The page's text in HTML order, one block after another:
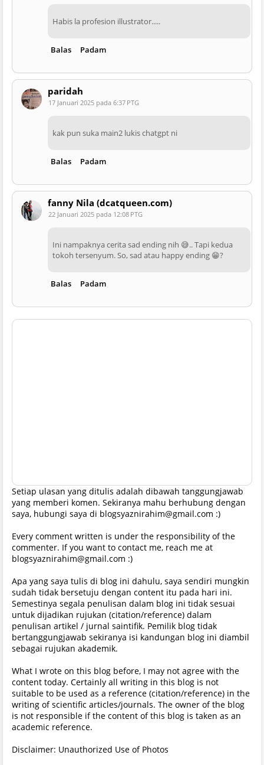
Habis la profesion illustrator.....
Balas Padam
paridah
17 Januari 2025 pada 6:37 PTG
kak pun suka main2 lukis chatgpt ni
Balas Padam
fanny Nila (dcatqueen.com)
22 Januari 2025 pada 12:08 PTG
Ini nampaknya cerita sad ending nih 😅.. Tapi kedua
tokoh tersenyum. So, sad atau happy ending 😁?
Balas Padam
Setiap ulasan yang ditulis adalah dibawah tanggungjawab
yang memberi komen. Sekiranya mahu berhubung dengan
saya, hubungi saya di blogsyaznirahim@gmail.com :)
Every comment written is under the responsibility of the
commenter. If you want to contact me, reach me at
blogsyaznirahim@gmail.com :)
Apa yang saya tulis di blog ini dahulu, saya sendiri mungkin
sudah tidak bersetuju dengan content itu pada hari ini.
Semestinya segala penulisan dalam blog ini tidak sesuai
untuk dijadikan rujukan (citation/reference) dalam
penulisan artikel / jurnal saintifik. Pemilik blog tidak
bertanggungjawab sekiranya isi kandungan blog ini diambil
sebagai rujukan akademik.
What I wrote on this blog before, I may not agree with the
content today. Certainly all writing in this blog is not
suitable to be used as a reference (citation/reference) in the
writing of scientific articles/journals. The owner of the blog
is not responsible if the content of this blog is taken as an
academic reference.
Disclaimer: Unauthorized Use of Photos